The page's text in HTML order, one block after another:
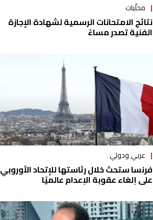
محلّيات
نتائج الامتحانات الرسمية لشهادة الإجازة
الفنية تصدر مساءً
عربي ودولي
فرنسا ستحث خلال رئاستها للإتحاد الأوروبي
على إلغاء عقوبة الإعدام عالميًا